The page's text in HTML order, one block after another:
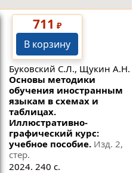
711 ₽
В корзину
Буковский С.Л., Щукин А.Н.
Основы методики
обучения иностранным
языкам в схемах и
таблицах.
Иллюстративно-
графический курс:
учебное пособие. Изд. 2,
стер.
2024. 240 с.